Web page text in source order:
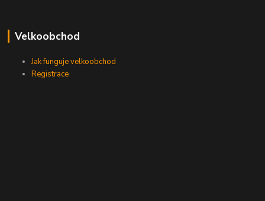
Velkoobchod
Jak funguje velkoobchod
Registrace